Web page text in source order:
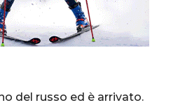
del russo ed è arrivato.